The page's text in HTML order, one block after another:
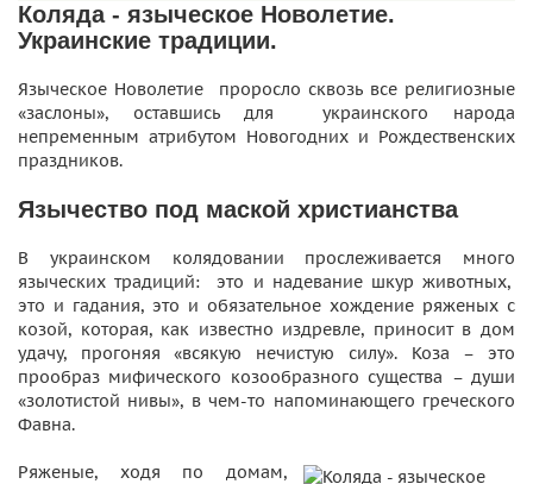
Коляда - языческое Новолетие.
Украинские традиции.
Языческое Новолетие проросло сквозь все религиозные
«заслоны», оставшись для украинского народа
непременным атрибутом Новогодних и Рождественских
праздников.
Язычество под маской христианства
В украинском колядовании прослеживается много
языческих традиций: это и надевание шкур животных,
это и гадания, это и обязательное хождение ряженых с
козой, которая, как известно издревле, приносит в дом
удачу, прогоняя «всякую нечистую силу». Коза – это
прообраз мифического козообразного существа – души
«золотистой нивы», в чем-то напоминающего греческого
Фавна.
Ряженые, ходя по домам,